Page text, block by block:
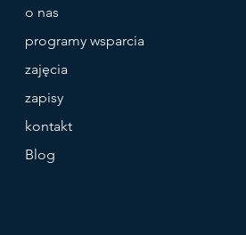
o nas
programy wsparcia
zajęcia
zapisy
kontakt
Blog